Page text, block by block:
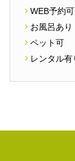
WEB予約可
お風呂あり
ペット可
レンタル有